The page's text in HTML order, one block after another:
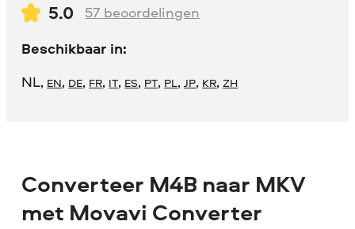
5.0 57 beoordelingen
Beschikbaar in:
NL, EN, DE, FR, IT, ES, PT, PL,JP, KR,ZH
Converteer M4B naar MKV
met Movavi Converter